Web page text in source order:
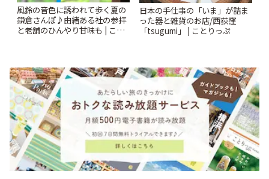
風鈴の音色に誘われて歩く夏の
鎌倉さんぽ♪由緒ある社の参拝
と老舗のひんやり甘味も | こと
日本の手仕事の「いま」が詰ま
った器と雑貨のお店/西荻窪
「tsugumi」 | ことりっぷ